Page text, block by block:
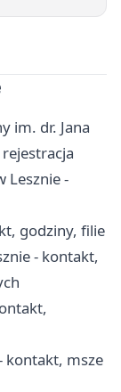
im. dr. Jana
Lesznie -
godziny, filie
- kontakt,
kontakt, msze